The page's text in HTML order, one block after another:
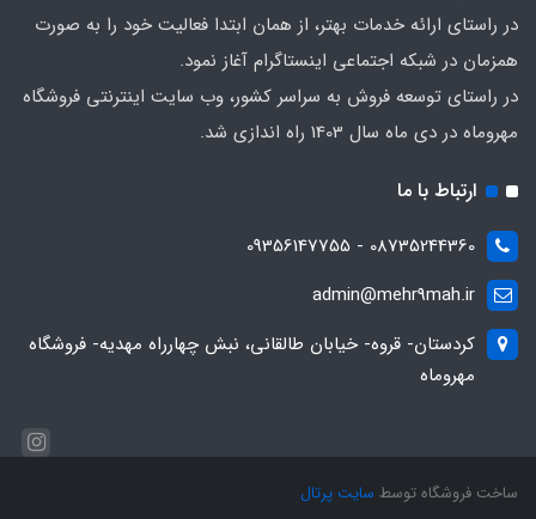
در راستای ارائه خدمات بهتر، از همان ابتدا فعالیت خود را به صورت
همزمان در شبکه اجتماعی اینستاگرام آغاز نمود.
در راستای توسعه فروش به سراسر کشور، وب سایت اینترنتی فروشگاه
مهروماه در دی ماه سال 1403 راه اندازی شد.
ارتباط با ما
08735244360 - 09356147755
admin@mehr9mah.ir
کردستان- قروه- خیابان طالقانی، نبش چهارراه مهدیه- فروشگاه
مهروماه
ساخت فروشگاه توسط سایت پرتال